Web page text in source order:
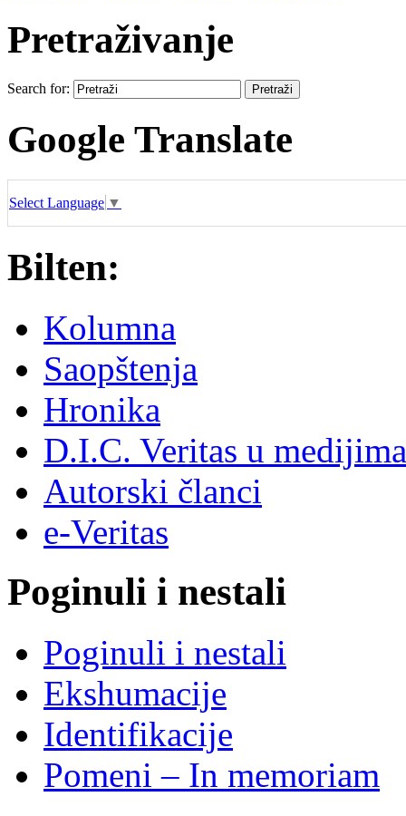
Pretraživanje
Search for:
Google Translate
Select Language ▼
Bilten:
Kolumna
Saopštenja
Hronika
D.I.C. Veritas u medijima
Autorski članci
e-Veritas
Poginuli i nestali
Poginuli i nestali
Ekshumacije
Identifikacije
Pomeni – In memoriam